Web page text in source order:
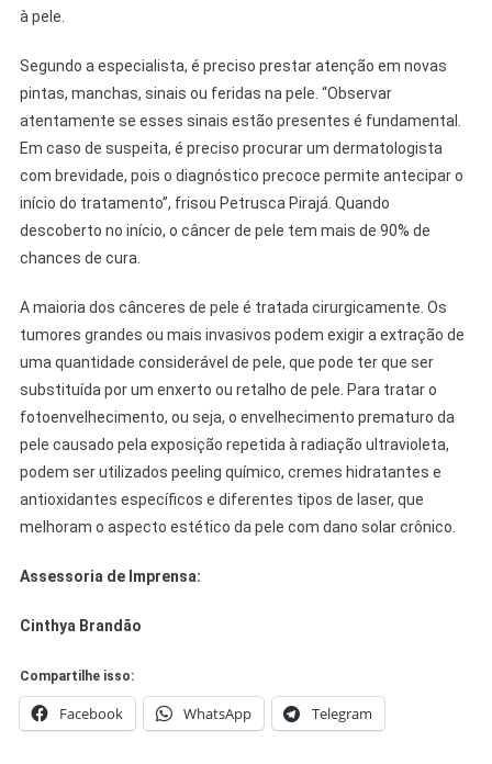
à pele.
Segundo a especialista, é preciso prestar atenção em novas
pintas, manchas, sinais ou feridas na pele. “Observar
atentamente se esses sinais estão presentes é fundamental.
Em caso de suspeita, é preciso procurar um dermatologista
com brevidade, pois o diagnóstico precoce permite antecipar o
início do tratamento”, frisou Petrusca Pirajá. Quando
descoberto no início, o câncer de pele tem mais de 90% de
chances de cura.
A maioria dos cânceres de pele é tratada cirurgicamente. Os
tumores grandes ou mais invasivos podem exigir a extração de
uma quantidade considerável de pele, que pode ter que ser
substituída por um enxerto ou retalho de pele. Para tratar o
fotoenvelhecimento, ou seja, o envelhecimento prematuro da
pele causado pela exposição repetida à radiação ultravioleta,
podem ser utilizados peeling químico, cremes hidratantes e
antioxidantes específicos e diferentes tipos de laser, que
melhoram o aspecto estético da pele com dano solar crônico.
Assessoria de Imprensa:
Cinthya Brandão
Compartilhe isso:
Facebook WhatsApp Telegram